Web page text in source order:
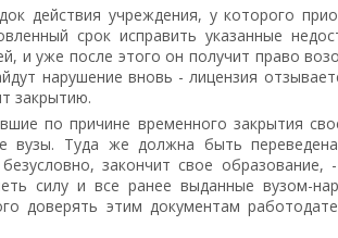
действия учреждения, у которого
срок исправить указанные
и уже после этого он получит право
нарушение вновь - лицензия
закрытию.
по причине временного закрытия
вузы. Туда же должна быть
закончит свое
силу и все ранее выданные вузом-
доверять этим документам